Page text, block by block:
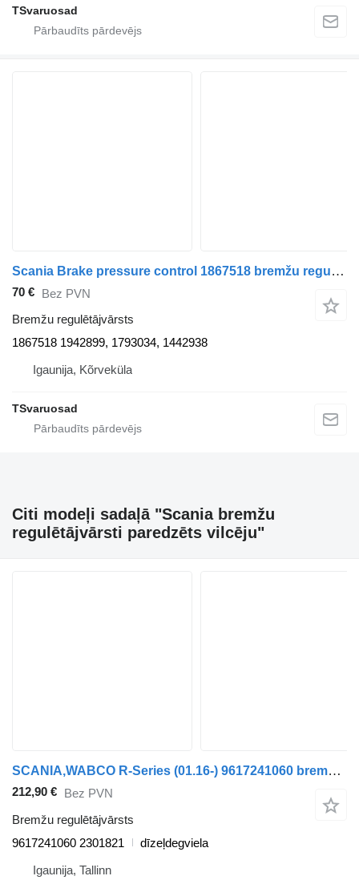
TSvaruosad
Scania Brake pressure control 1867518 bremžu regulētājvārsts paredzēts Scania R480 vilcēja
70 € Bez PVN
Bremžu regulētājvārsts
1867518 1942899, 1793034, 1442938
Igaunija, Kõrveküla
TSvaruosad
Citi modeļi sadaļā "Scania bremžu
regulētājvārsti paredzēts vilcēju"
SCANIA,WABCO R-Series (01.16-) 9617241060 bremžu regulētājvārsts paredzēts Scania L,P,G,R,S-series (2016-) vilcēja
212,90 € Bez PVN
Bremžu regulētājvārsts
9617241060 2301821
dīzeļdegviela
Igaunija, Tallinn